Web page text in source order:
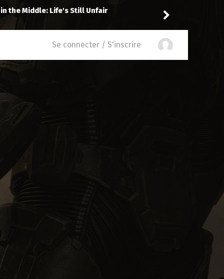
D.P.
Se connecter / S'inscrire